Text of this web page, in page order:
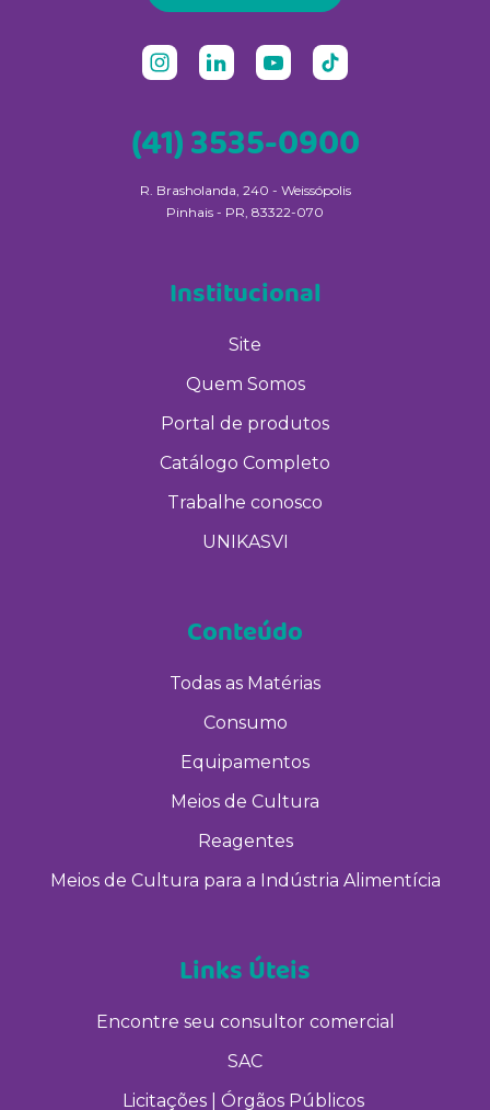
(41) 3535-0900
R. Brasholanda, 240 - Weissópolis
Pinhais - PR, 83322-070
Institucional
Site
Quem Somos
Portal de produtos
Catálogo Completo
Trabalhe conosco
UNIKASVI
Conteúdo
Todas as Matérias
Consumo
Equipamentos
Meios de Cultura
Reagentes
Meios de Cultura para a Indústria Alimentícia
Links Úteis
Encontre seu consultor comercial
SAC
Licitações | Órgãos Públicos